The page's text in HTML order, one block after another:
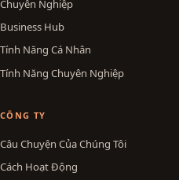
Chuyên Nghiệp
Business Hub
Tính Năng Cá Nhân
Tính Năng Chuyên Nghiệp
CÔNG TY
Câu Chuyện Của Chúng Tôi
Cách Hoạt Động